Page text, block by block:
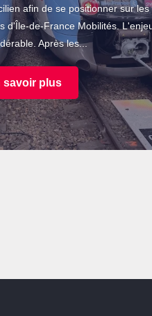
afin de se positionner sur les
d'Île-de-France Mobilités.
Après les...
savoir plus